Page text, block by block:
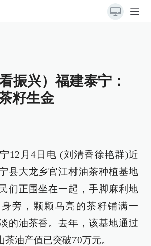
看振兴）福建泰宁：
籽生金
12月4日电 (刘清香徐艳群)近
县大龙乡官江村油茶种植基地
们正围坐在一起，手脚麻利地
旁，颗颗乌亮的茶籽铺满一
的油茶香。去年，该基地通过
油产值已突破70万元。